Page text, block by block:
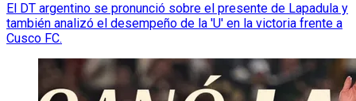
El DT argentino se pronunció sobre el presente de Lapadula y
también analizó el desempeño de la 'U' en la victoria frente a
Cusco FC.